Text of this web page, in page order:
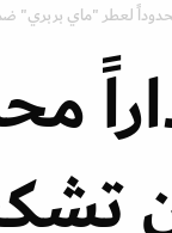
لعطر "ماي بربري"